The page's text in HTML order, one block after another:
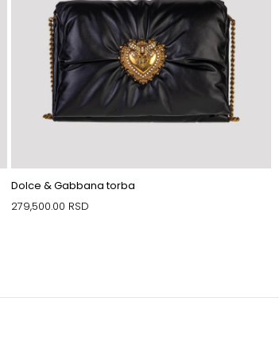
Dolce & Gabbana torba
279,500.00 RSD